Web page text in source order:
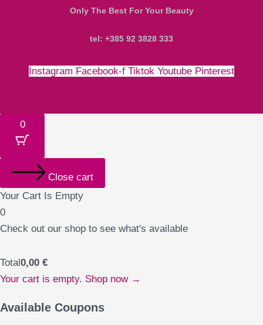
Only The Best For Your Beauty
tel: +385 92 3828 333
Instagram Facebook-f Tiktok Youtube Pinterest
0
Close cart
Your Cart Is Empty
0
Check out our shop to see what's available
Total0,00 €
Your cart is empty. Shop now →
Available Coupons